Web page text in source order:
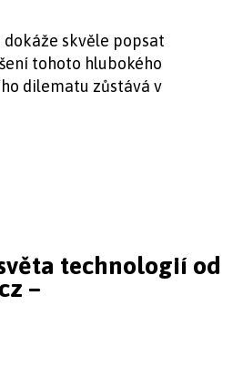
skvěle popsat
tohoto hlubokého
dilematu zůstává v
technologií od
–